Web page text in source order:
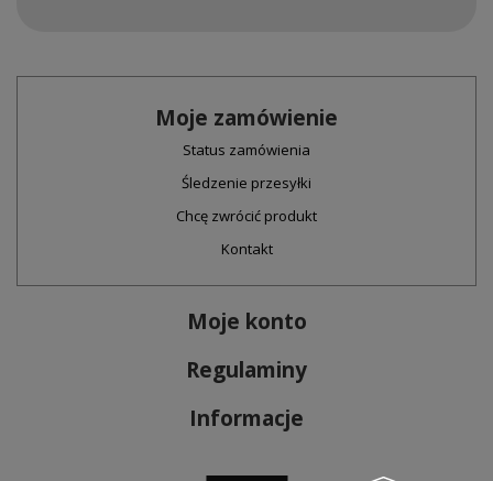
Moje zamówienie
Status zamówienia
Śledzenie przesyłki
Chcę zwrócić produkt
Kontakt
Moje konto
Regulaminy
Informacje